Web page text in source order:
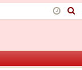
og ej